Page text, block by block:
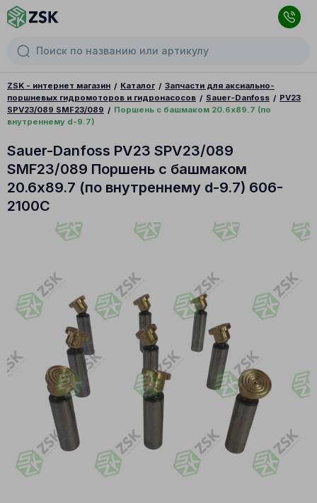
ZSK - интернет магазин Каталог
Запчасти для аксиально-
поршневых гидромоторов и гидронасосов
Sauer-Danfoss
PV23
SPV23/089 SMF23/089
Поршень с башмаком 20.6x89.7 (по
внутреннему d-9.7)
Sauer-Danfoss PV23 SPV23/089
SMF23/089 Поршень с башмаком
20.6x89.7 (по внутреннему d-9.7) 606-
2100C